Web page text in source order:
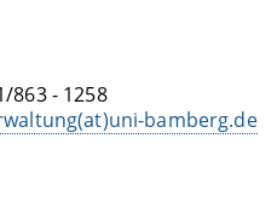
863 - 1258
bamberg.de